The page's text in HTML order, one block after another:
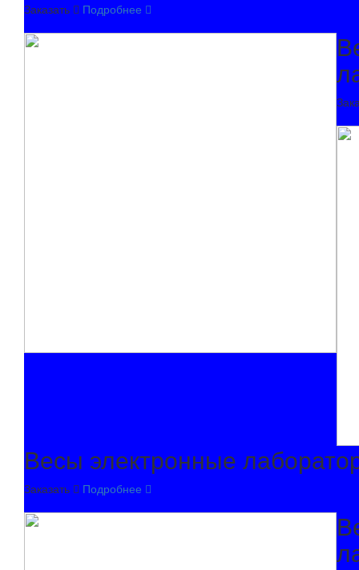
Заказать Подробнее
Весы электронные
Заказать Подробнее